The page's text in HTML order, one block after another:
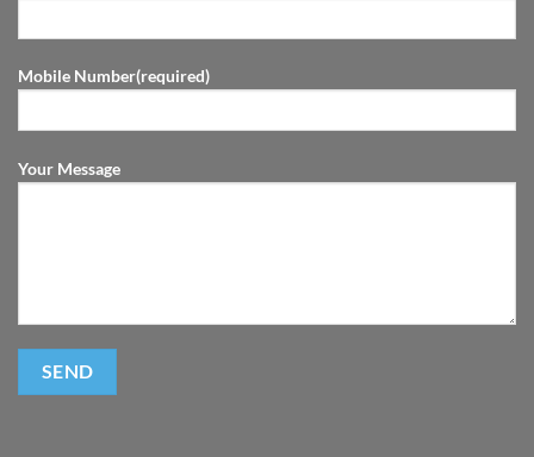
Mobile Number(required)
Your Message